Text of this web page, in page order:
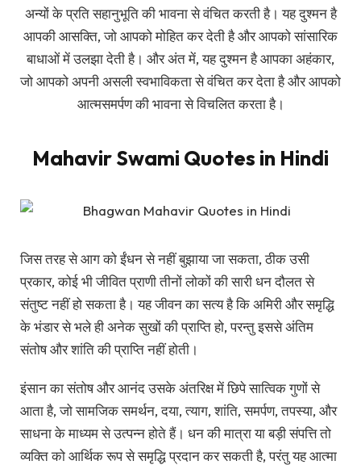
अन्यों के प्रति सहानुभूति की भावना से वंचित करती है। यह दुश्मन है
आपकी आसक्ति, जो आपको मोहित कर देती है और आपको सांसारिक
बाधाओं में उलझा देती है। और अंत में, यह दुश्मन है आपका अहंकार,
जो आपको अपनी असली स्वभाविकता से वंचित कर देता है और आपको
आत्मसमर्पण की भावना से विचलित करता है।
Mahavir Swami Quotes in Hindi
जिस तरह से आग को ईंधन से नहीं बुझाया जा सकता, ठीक उसी
प्रकार, कोई भी जीवित प्राणी तीनों लोकों की सारी धन दौलत से
संतुष्ट नहीं हो सकता है। यह जीवन का सत्य है कि अमिरी और समृद्धि
के भंडार से भले ही अनेक सुखों की प्राप्ति हो, परन्तु इससे अंतिम
संतोष और शांति की प्राप्ति नहीं होती।
इंसान का संतोष और आनंद उसके अंतरिक्ष में छिपे सात्विक गुणों से
आता है, जो सामजिक समर्थन, दया, त्याग, शांति, समर्पण, तपस्या, और
साधना के माध्यम से उत्पन्न होते हैं। धन की मात्रा या बड़ी संपत्ति तो
व्यक्ति को आर्थिक रूप से समृद्धि प्रदान कर सकती है, परंतु यह आत्मा